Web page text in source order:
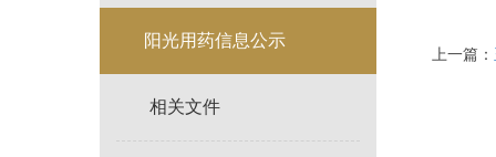
阳光用药信息公示
相关文件
上一篇：